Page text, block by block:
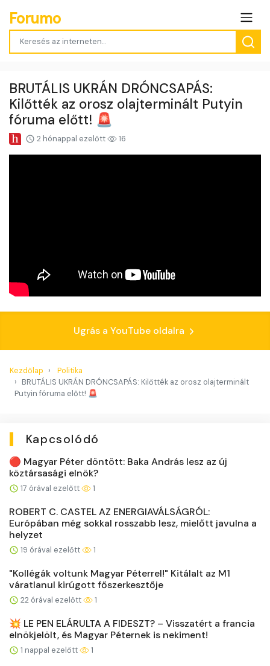
Forumo
BRUTÁLIS UKRÁN DRÓNCSAPÁS:
Kilőtték az orosz olajterminált Putyin
fóruma előtt! 🚨
2 hónappal ezelőtt 16
Ugrás a YouTube oldalra
Kezdőlap
Politika
BRUTÁLIS UKRÁN DRÓNCSAPÁS: Kilőtték az orosz olajterminált
Putyin fóruma előtt! 🚨
Kapcsolódó
🔴 Magyar Péter döntött: Baka András lesz az új
köztársasági elnök?
17 órával ezelőtt 1
ROBERT C. CASTEL AZ ENERGIAVÁLSÁGRÓL:
Európában még sokkal rosszabb lesz, mielőtt javulna a
helyzet
19 órával ezelőtt 1
"Kollégák voltunk Magyar Péterrel!" Kitálalt az M1
váratlanul kirúgott főszerkesztője
22 órával ezelőtt 1
💥 LE PEN ELÁRULTA A FIDESZT? – Visszatért a francia
elnökjelölt, és Magyar Péternek is nekiment!
1 nappal ezelőtt 1